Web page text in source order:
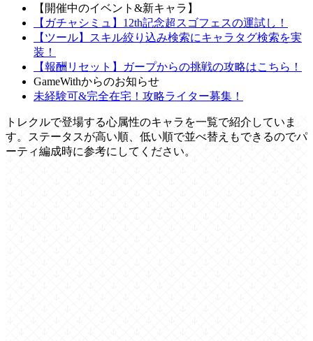
【開催中のイベント&新キャラ】
【ガチャシミュ】12th記念超スゴフェスの運試し！
【ツール】スキル絞り込み検索にキャラタグ検索を実
装！
【報酬リセット】ガープからの挑戦の攻略はこちら！
GameWithからのお知らせ
未経験可&完全在宅！攻略ライター募集！
トレクルで登場する心属性のキャラを一覧で紹介していま
す。ステータスが高い順、低い順で並べ替えもできるのでパ
ーティ編成時に参考にしてください。